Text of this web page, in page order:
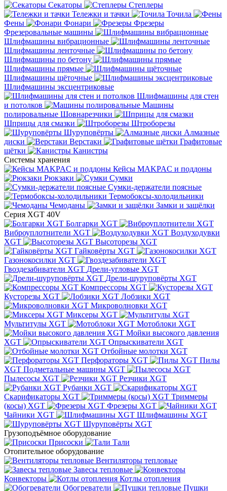
Секаторы
Степлеры
Тележки и тачки
Точила
Фены
Фонари
Фрезеры
Фрезеровальные машины
Шлифмашины вибрационные
Шлифмашины ленточные
Шлифмашины по бетону
Шлифмашины прямые
Шлифмашины щёточные
Шлифмашины эксцентриковые
Шлифмашины для стен
и потолков
Машины
полировальные Шовнарезчики
Шприцы для смазки
Штроборезы
Шуруповёрты
Алмазные
диски
Верстаки
Графитовые
щётки
Канистры
Системы хранения
Кейсы MAKPAC и поддоны
Рюкзаки
Сумки
Сумки-держатели поясные
Термобоксы-холодильники
Чемоданы
Замки и защёлки
Серия XGT 40V
Болгарки XGT
Виброуплотнители XGT
Воздуходувки
XGT
Высоторезы XGT
Гайковёрты XGT
Газонокосилки XGT
Гвоздезабиватели XGT Дрели-угловые XGT
Дрели-шуруповёрты XGT
Компрессоры XGT
Кусторезы XGT
Лобзики XGT
Микроволновки XGT
Миксеры XGT
Мультитулы XGT
Мотоблоки XGT
Мойки высокого давления
XGT
Опрыскиватели XGT
Отбойные молотки XGT
Перфораторы XGT
Пилы
XGT Подметальные машины XGT
Пылесосы XGT
Резчики XGT
Рубанки XGT
Скарификаторы XGT
Триммеры
(косы) XGT
Фрезеры XGT
Чайники XGT
Шлифмашины XGT
Шуруповёрты XGT
Грузоподъёмное оборудование
Присоски
Тали
Отопительное оборудование
Вентиляторы тепловые
Завесы тепловые
Конвекторы
Котлы отопления
Обогреватели
Пушки